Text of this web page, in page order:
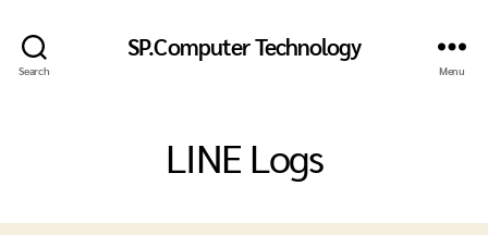
Search
SP.Computer Technology
Menu
LINE Logs